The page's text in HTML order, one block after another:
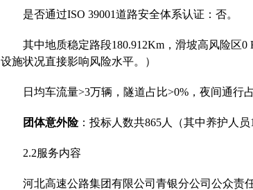
是否通过ISO 39001道路安全体系认证：否。
其中地质稳定路段180.912Km，滑坡高风险区
设施状况直接影响风险水平。）
日均车流量>3万辆，隧道占比>0%，夜间通行
团体意外险：投标人数共865人（其中养护人员
2.2服务内容
河北高速公路集团有限公司青银分公司公众责